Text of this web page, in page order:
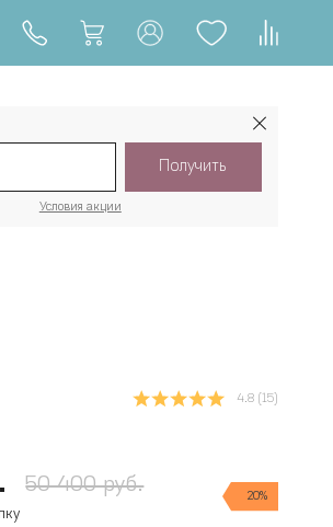
Получить
Условия акции
4.8 (15)
50 400 руб.
20%